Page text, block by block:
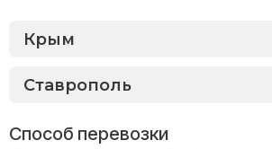
Способ перевозки